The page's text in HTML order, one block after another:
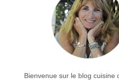
Bienvenue sur le blog cuisine